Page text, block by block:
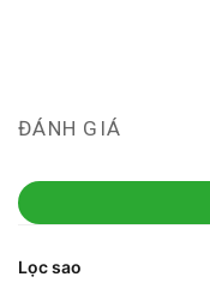
ĐÁNH GIÁ
Lọc sao